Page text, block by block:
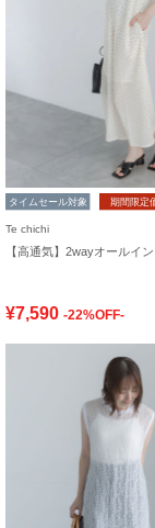
タイムセール対象 期間限定
Te chichi
【高通気】2wayオールイ
¥7,590 -22%OFF-